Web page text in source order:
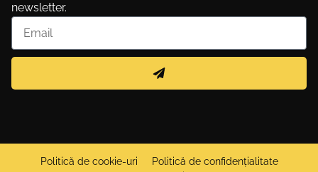
newsletter.
Politică de cookie-uri Politică de confidențialitate